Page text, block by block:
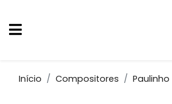
Início Compositores